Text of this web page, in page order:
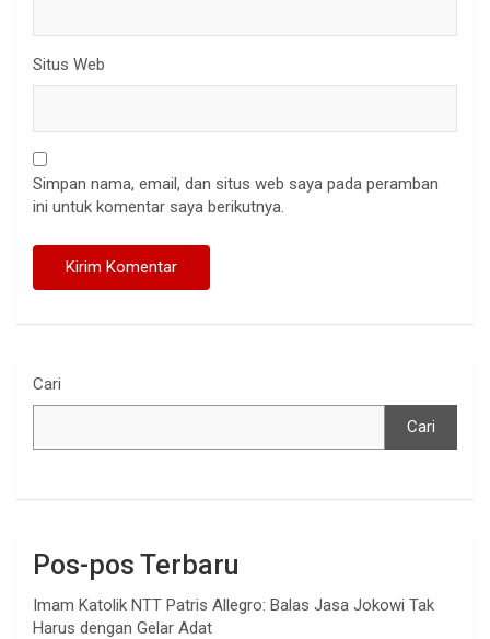
Situs Web
Simpan nama, email, dan situs web saya pada peramban
ini untuk komentar saya berikutnya.
Cari
Cari
Pos-pos Terbaru
Imam Katolik NTT Patris Allegro: Balas Jasa Jokowi Tak
Harus dengan Gelar Adat